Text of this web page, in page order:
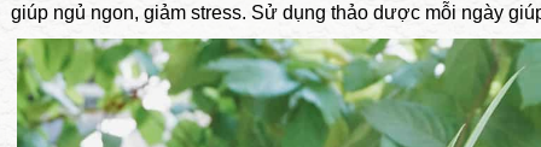
giúp ngủ ngon, giảm stress. Sử dụng thảo dược mỗi ngày